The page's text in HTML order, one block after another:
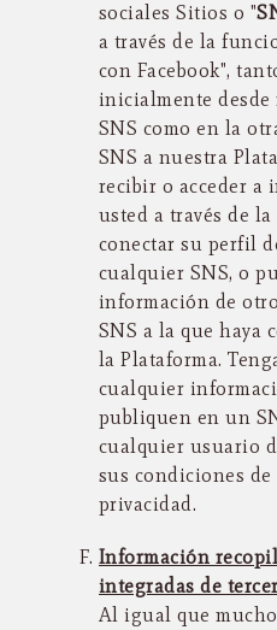
sociales Sitios o "
a través de la
con Facebook",
inicialmente desde
SNS como en la
SNS a nuestra
recibir o acceder a
usted a través de
conectar su perfil
cualquier SNS, o
información de
SNS a la que haya
la Plataforma.
cualquier
publiquen en un
cualquier usuario
sus condiciones
privacidad.
Información
integradas de
Al igual que